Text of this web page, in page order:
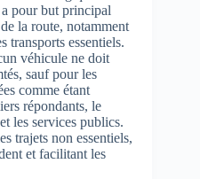
pour but principal
la route, notamment
transports essentiels.
véhicule ne doit
sauf pour les
comme étant
répondants, le
les services publics.
trajets non essentiels,
et facilitant les